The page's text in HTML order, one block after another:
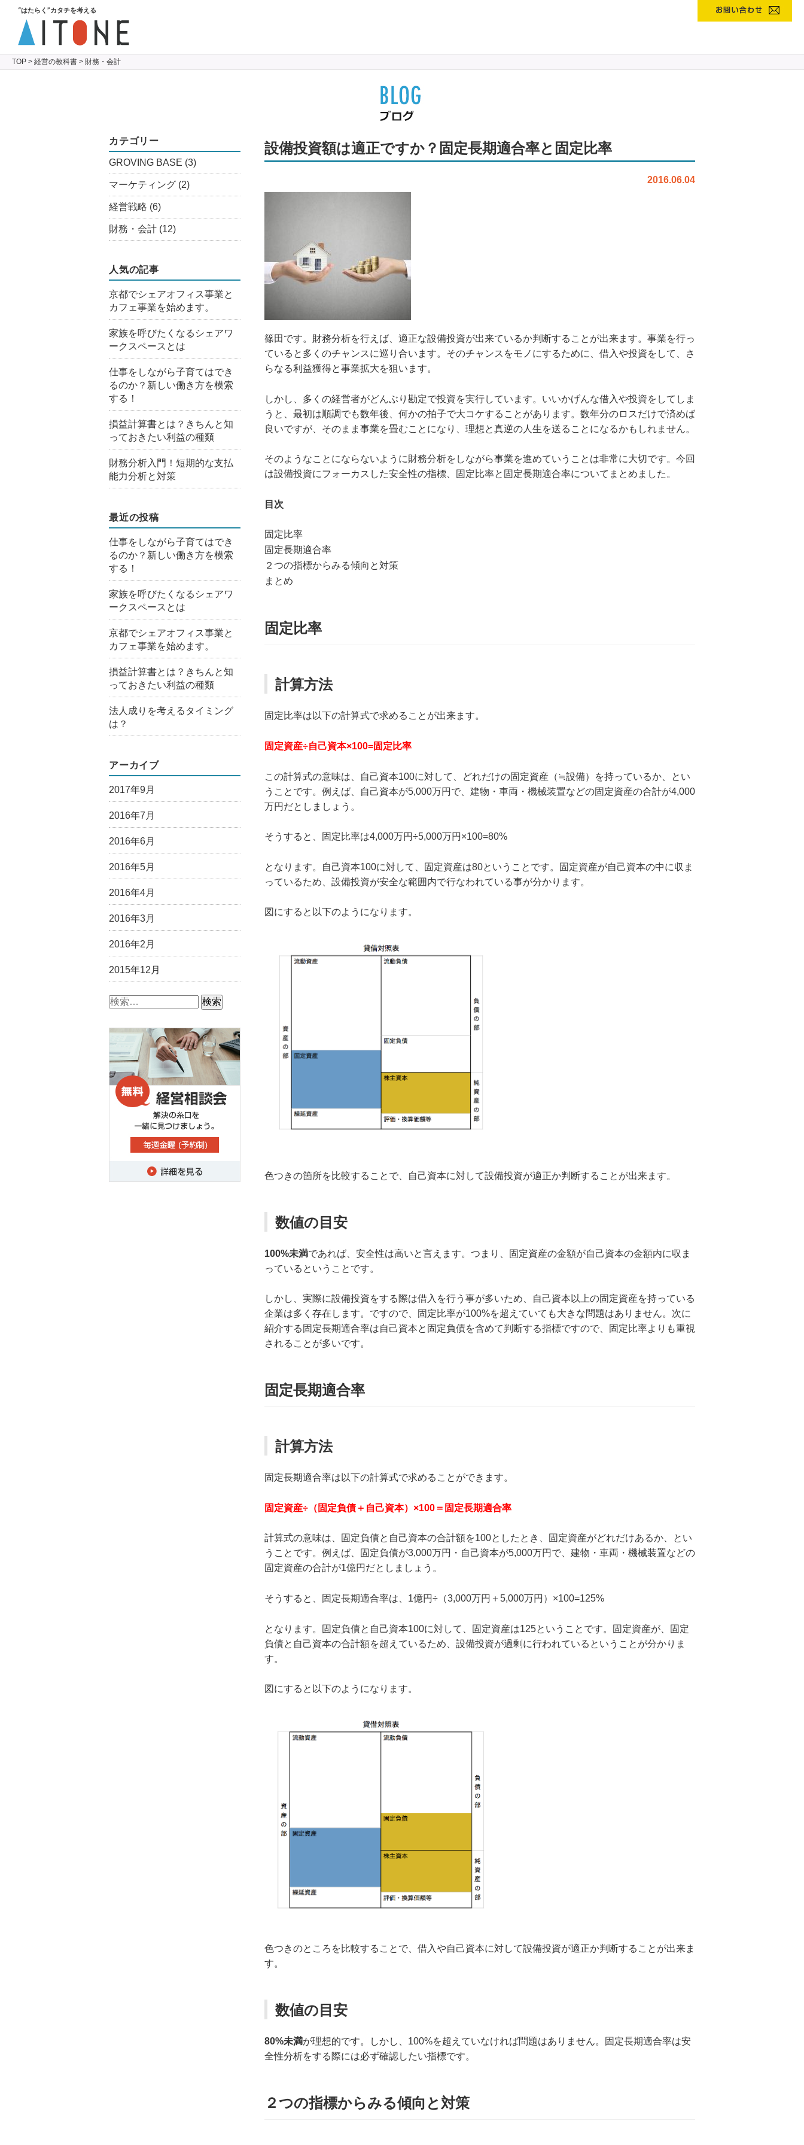
“はたらく”カタチを考える
TOP > 経営の教科書 > 財務・会計
設備投資額は適正ですか？固定長期適合率と固定比率
2016.06.04
篠田です。財務分析を行えば、適正な設備投資が出来ているか判断することが出来ます。事業を行っ
ていると多くのチャンスに巡り合います。そのチャンスをモノにするために、借入や投資をして、さ
らなる利益獲得と事業拡大を狙います。
しかし、多くの経営者がどんぶり勘定で投資を実行しています。いいかげんな借入や投資をしてしま
うと、最初は順調でも数年後、何かの拍子で大コケすることがあります。数年分のロスだけで済めば
良いですが、そのまま事業を畳むことになり、理想と真逆の人生を送ることになるかもしれません。
そのようなことにならないように財務分析をしながら事業を進めていうことは非常に大切です。今回
は設備投資にフォーカスした安全性の指標、固定比率と固定長期適合率についてまとめました。
目次
固定比率
固定長期適合率
２つの指標からみる傾向と対策
まとめ
固定比率
計算方法
固定比率は以下の計算式で求めることが出来ます。
固定資産÷自己資本×100=固定比率
この計算式の意味は、自己資本100に対して、どれだけの固定資産（≒設備）を持っているか、とい
うことです。例えば、自己資本が5,000万円で、建物・車両・機械装置などの固定資産の合計が4,000
万円だとしましょう。
そうすると、固定比率は4,000万円÷5,000万円×100=80%
となります。自己資本100に対して、固定資産は80ということです。固定資産が自己資本の中に収ま
っているため、設備投資が安全な範囲内で行なわれている事が分かります。
図にすると以下のようになります。
色つきの箇所を比較することで、自己資本に対して設備投資が適正か判断することが出来ます。
数値の目安
100%未満であれば、安全性は高いと言えます。つまり、固定資産の金額が自己資本の金額内に収ま
っているということです。
しかし、実際に設備投資をする際は借入を行う事が多いため、自己資本以上の固定資産を持っている
企業は多く存在します。ですので、固定比率が100%を超えていても大きな問題はありません。次に
紹介する固定長期適合率は自己資本と固定負債を含めて判断する指標ですので、固定比率よりも重視
されることが多いです。
固定長期適合率
計算方法
固定長期適合率は以下の計算式で求めることができます。
固定資産÷（固定負債＋自己資本）×100＝固定長期適合率
計算式の意味は、固定負債と自己資本の合計額を100としたとき、固定資産がどれだけあるか、とい
うことです。例えば、固定負債が3,000万円・自己資本が5,000万円で、建物・車両・機械装置などの
固定資産の合計が1億円だとしましょう。
そうすると、固定長期適合率は、1億円÷（3,000万円＋5,000万円）×100=125%
となります。固定負債と自己資本100に対して、固定資産は125ということです。固定資産が、固定
負債と自己資本の合計額を超えているため、設備投資が過剰に行われているということが分かりま
す。
図にすると以下のようになります。
色つきのところを比較することで、借入や自己資本に対して設備投資が適正か判断することが出来ま
す。
数値の目安
80%未満が理想的です。しかし、100%を超えていなければ問題はありません。固定長期適合率は安
全性分析をする際には必ず確認したい指標です。
２つの指標からみる傾向と対策
カテゴリー
GROVING BASE (3)
マーケティング (2)
経営戦略 (6)
財務・会計 (12)
人気の記事
京都でシェアオフィス事業と
カフェ事業を始めます。
家族を呼びたくなるシェアワ
ークスペースとは
仕事をしながら子育てはでき
るのか？新しい働き方を模索
する！
損益計算書とは？きちんと知
っておきたい利益の種類
財務分析入門！短期的な支払
能力分析と対策
最近の投稿
仕事をしながら子育てはでき
るのか？新しい働き方を模索
する！
家族を呼びたくなるシェアワ
ークスペースとは
京都でシェアオフィス事業と
カフェ事業を始めます。
損益計算書とは？きちんと知
っておきたい利益の種類
法人成りを考えるタイミング
は？
アーカイブ
2017年9月
2016年7月
2016年6月
2016年5月
2016年4月
2016年3月
2016年2月
2015年12月